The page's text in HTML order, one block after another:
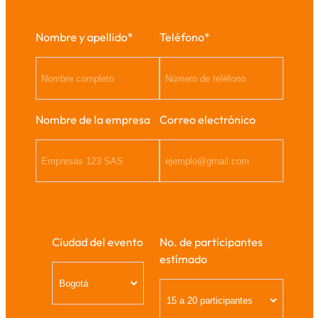
Nombre y apellido*
Nombre de la empresa
Teléfono*
Correo electrónico
Ciudad del evento
No. de participantes
estímado